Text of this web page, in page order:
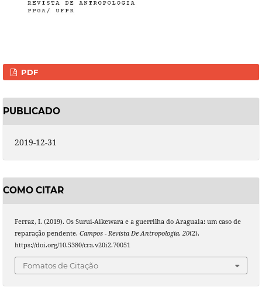
PDF
PUBLICADO
2019-12-31
COMO CITAR
Ferraz, I. (2019). Os Surui-Aikewara e a guerrilha do Araguaia: um caso de
reparação pendente. Campos - Revista De Antropologia, 20(2).
https://doi.org/10.5380/cra.v20i2.70051
Fomatos de Citação